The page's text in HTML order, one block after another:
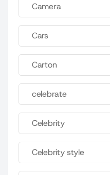
Camera
Cars
Carton
celebrate
Celebrity
Celebrity style